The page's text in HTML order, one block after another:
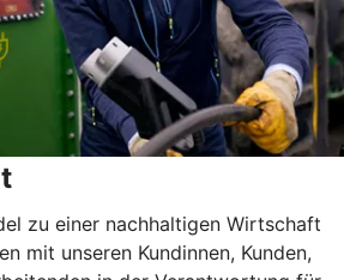
zu einer nachhaltigen Wirtschaft
mit unseren Kundinnen, Kunden,